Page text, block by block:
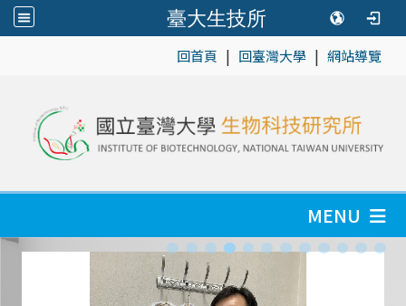
臺大生技所
回首頁 | 回臺灣大學 | 網站導覽
MENU